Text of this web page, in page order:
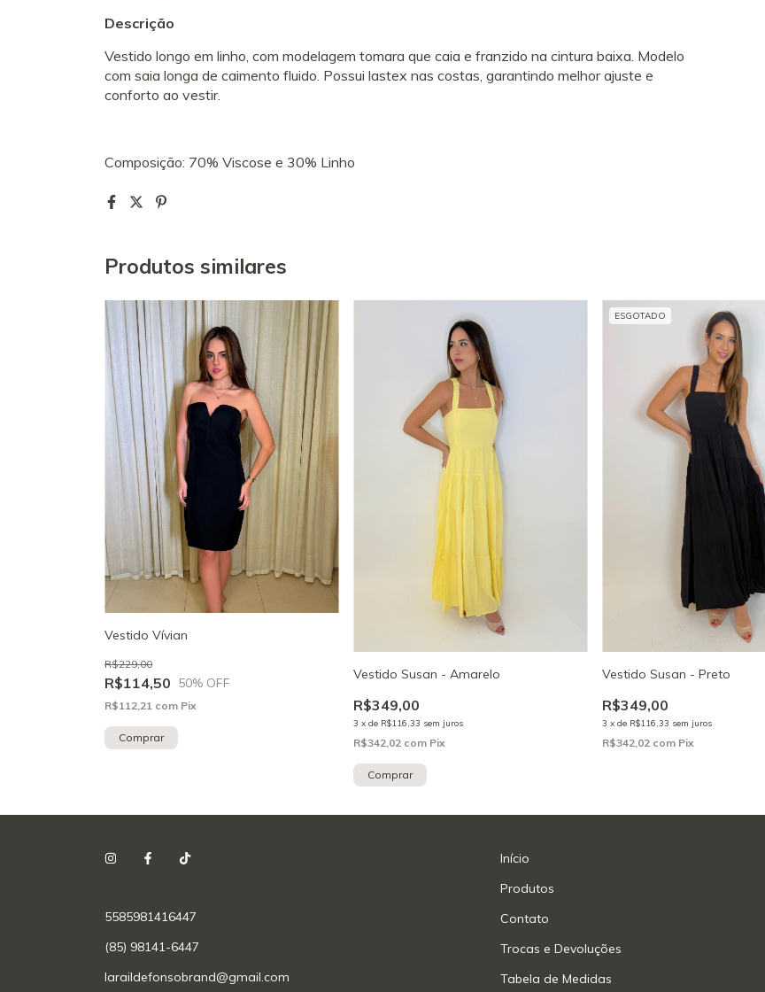
Descrição
Vestido longo em linho, com modelagem tomara que caia e franzido na cintura baixa. Modelo
com saia longa de caimento fluido. Possui lastex nas costas, garantindo melhor ajuste e
conforto ao vestir.
Composição: 70% Viscose e 30% Linho
Produtos similares
Vestido Vívian
R$114,50
R$229,00
50% OFF
R$112,21 com Pix
Comprar
Vestido Susan - Amarelo
R$349,00
3 x de R$116,33 sem juros
R$342,02 com Pix
Comprar
ESGOTADO
Vestido Susan - Preto
R$349,00
3 x de R$116,33 sem juros
R$342,02 com Pix
5585981416447
(85) 98141-6447
laraildefonsobrand@gmail.com
Início
Produtos
Contato
Trocas e Devoluções
Tabela de Medidas